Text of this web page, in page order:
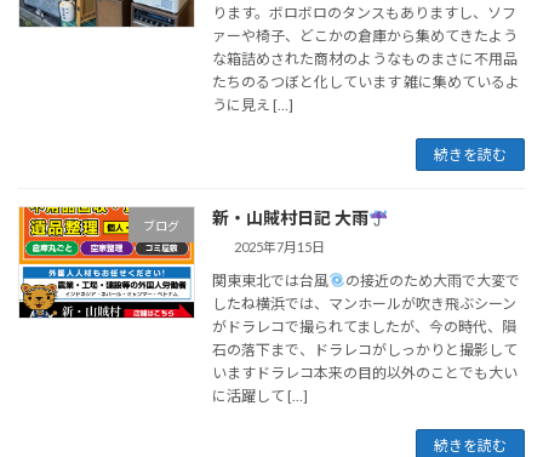
ります。ボロボロのタンスもありますし、ソフ
ァーや椅子、どこかの倉庫から集めてきたよう
な箱詰めされた商材のようなものまさに不用品
たちのるつぼと化しています 雑に集めているよ
うに見え […]
続きを読む
ブログ 新・山賊村日記 大雨
2025年7月15日
関東東北では台風
の接近のため大雨で大変で
したね横浜では、マンホールが吹き飛ぶシーン
がドラレコで撮られてましたが、今の時代、隕
石の落下まで、ドラレコがしっかりと撮影して
いますドラレコ本来の目的以外のことでも大い
に活躍して […]
続きを読む